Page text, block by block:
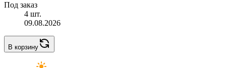
Под заказ
4 шт.
09.08.2026
В корзину